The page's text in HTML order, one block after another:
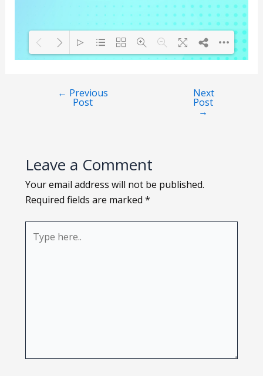
← Previous
Post
Next
Post
→
Leave a Comment
Your email address will not be published.
Required fields are marked *
here..